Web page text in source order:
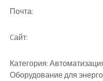
Почта:
Cайт:
Категория:
Оборудование для